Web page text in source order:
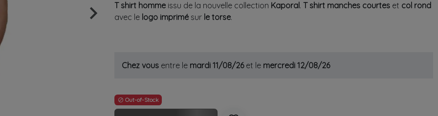
Suivant
keyboard_arrow_right T shirt homme issu de la nouvelle collection Kaporal . T shirt manches courtes et col rond
avec le logo imprimé sur le torse.
Chez vous entre le mardi 11/08/26et le mercredi 12/08/26
 Out-of-Stock